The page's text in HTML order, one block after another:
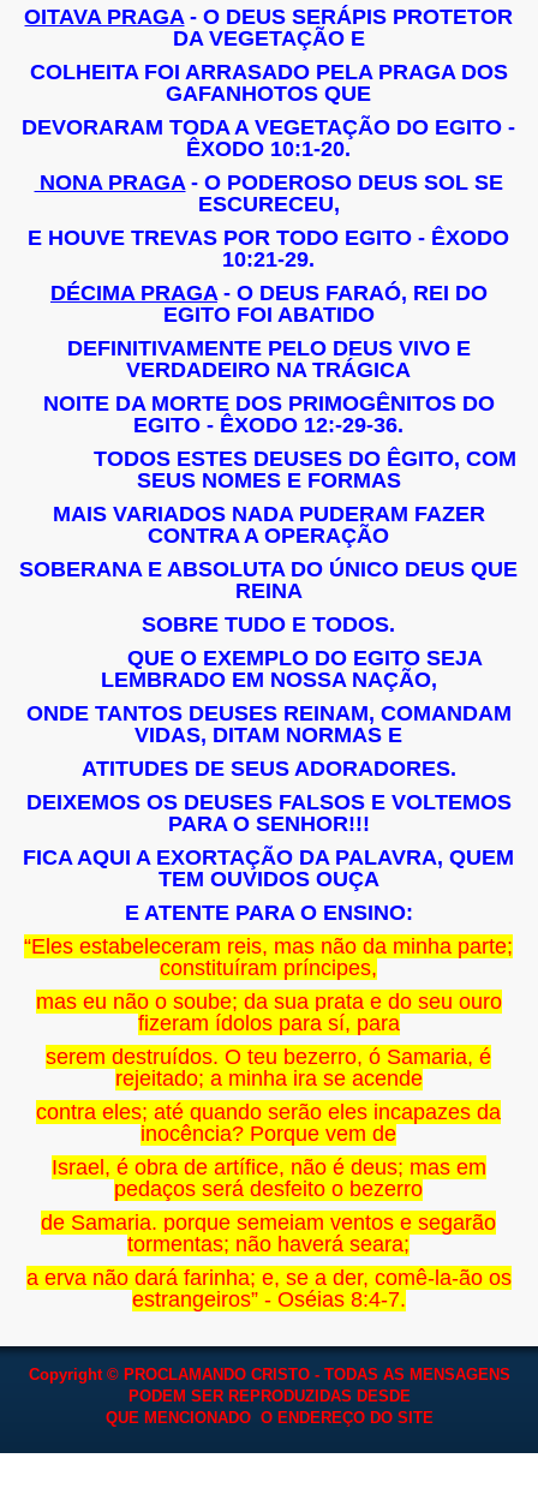
OITAVA PRAGA- O DEUS SERÁPIS PROTETOR
DA VEGETAÇÃO E
COLHEITA FOI ARRASADO PELA PRAGA DOS
GAFANHOTOS QUE
DEVORARAM TODA A VEGETAÇÃO DO EGITO -
ÊXODO 10:1-20.
NONA PRAGA- O PODEROSO DEUS SOL SE
ESCURECEU,
E HOUVE TREVAS POR TODO EGITO - ÊXODO
10:21-29.
DÉCIMA PRAGA- O DEUS FARAÓ, REI DO
EGITO FOI ABATIDO
DEFINITIVAMENTE PELO DEUS VIVO E
VERDADEIRO NA TRÁGICA
NOITE DA MORTE DOS PRIMOGÊNITOS DO
EGITO - ÊXODO 12:-29-36.
TODOS ESTES DEUSES DO ÊGITO, COM
SEUS NOMES E FORMAS
MAIS VARIADOS NADA PUDERAM FAZER
CONTRA A OPERAÇÃO
SOBERANA E ABSOLUTA DO ÚNICO DEUS QUE
REINA
SOBRE TUDO E TODOS.
QUE O EXEMPLO DO EGITO SEJA
LEMBRADO EM NOSSA NAÇÃO,
ONDE TANTOS DEUSES REINAM, COMANDAM
VIDAS, DITAM NORMAS E
ATITUDES DE SEUS ADORADORES.
DEIXEMOS OS DEUSES FALSOS E VOLTEMOS
PARA O SENHOR!!!
FICA AQUI A EXORTAÇÃO DA PALAVRA, QUEM
TEM OUVIDOS OUÇA
E ATENTE PARA O ENSINO:
“Eles estabeleceram reis, mas não da minha parte;
constituíram príncipes,
mas eu não o soube; da sua prata e do seu ouro
fizeram ídolos para sí, para
serem destruídos. O teu bezerro, ó Samaria, é
rejeitado; a minha ira se acende
contra eles; até quando serão eles incapazes da
inocência? Porque vem de
Israel, é obra de artífice, não é deus; mas em
pedaços será desfeito o bezerro
de Samaria. porque semeiam ventos e segarão
tormentas; não haverá seara;
a erva não dará farinha; e, se a der, comê-la-ão os
estrangeiros” - Oséias 8:4-7.
Copyright © PROCLAMANDO CRISTO - TODAS AS MENSAGENS
PODEM SER REPRODUZIDAS DESDE
QUE MENCIONADO O ENDEREÇO DO SITE